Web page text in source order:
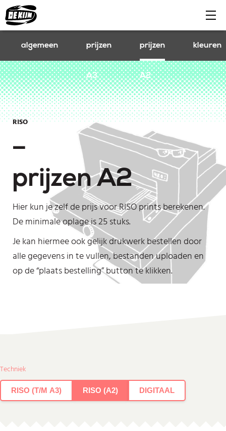
algemeen prijzen
A3
prijzen
A2
kleuren
RISO
–
prijzen A2
Hier kun je zelf de prijs voor RISO prints berekenen.
De minimale oplage is 25 stuks.
Je kan hiermee ook gelijk drukwerk bestellen door
alle gegevens in te vullen, bestanden uploaden en
op de “plaats bestelling” button te klikken.
Techniek
RISO (T/M A3) RISO (A2) DIGITAAL